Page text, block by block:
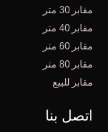
مقابر 30 متر
مقابر 40 متر
مقابر 60 متر
مقابر 80 متر
مقابر للبيع
اتصل بنا